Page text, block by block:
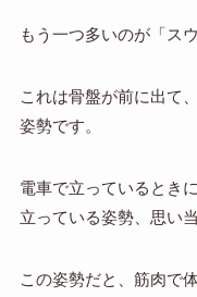
もう一つ多いのが「ス
これは骨盤が前に出て
姿勢です。
電車で立っているとき
立っている姿勢、思い
この姿勢だと、筋肉で